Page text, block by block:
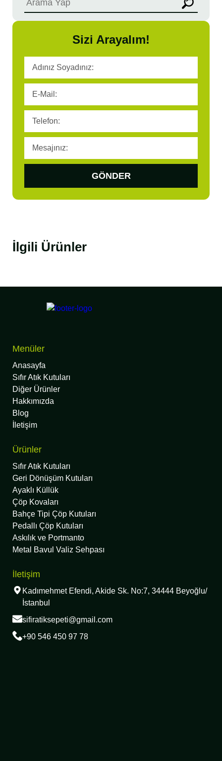
Sizi Arayalım!
GÖNDER
İlgili Ürünler
Menüler
Anasayfa
Sıfır Atık Kutuları
Diğer Ürünler
Hakkımızda
Blog
İletişim
Ürünler
Sıfır Atık Kutuları
Geri Dönüşüm Kutuları
Ayaklı Küllük
Çöp Kovaları
Bahçe Tipi Çöp Kutuları
Pedallı Çöp Kutuları
Askılık ve Portmanto
Metal Bavul Valiz Sehpası
İletişim
Kadımehmet Efendi, Akide Sk. No:7, 34444 Beyoğlu/
İstanbul
sifiratiksepeti@gmail.com
+90 546 450 97 78